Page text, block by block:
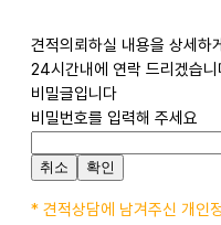
견적의뢰하실 내용을 상세하
24시간내에 연락 드리겠습니
비밀글입니다
비밀번호를 입력해 주세요
취소 확인
* 견적상담에 남겨주신 개인